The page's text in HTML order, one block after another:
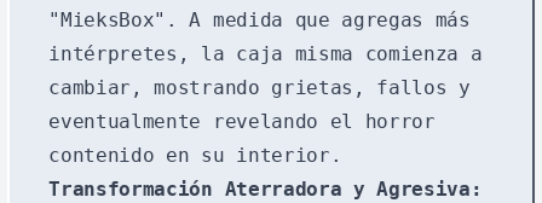
"MieksBox". A medida que agregas más
intérpretes, la caja misma comienza a
cambiar, mostrando grietas, fallos y
eventualmente revelando el horror
contenido en su interior.
Transformación Aterradora y Agresiva: